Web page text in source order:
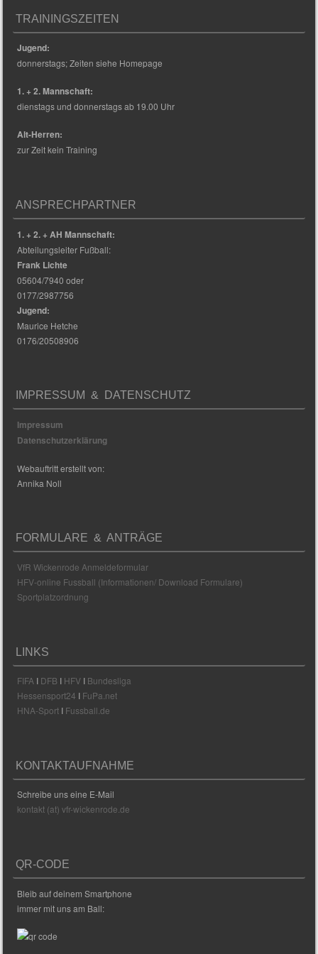
TRAININGSZEITEN
Jugend:
donnerstags; Zeiten siehe Homepage
1. + 2. Mannschaft:
dienstags und donnerstags ab 19.00 Uhr
Alt-Herren:
zur Zeit kein Training
ANSPRECHPARTNER
1. + 2. + AH Mannschaft:
Abteilungsleiter Fußball:
Frank Lichte
05604/7940 oder
0177/2987756
Jugend:
Maurice Hetche
0176/20508906
IMPRESSUM & DATENSCHUTZ
Impressum
Datenschutzerklärung
Webauftritt erstellt von:
Annika Noll
FORMULARE & ANTRÄGE
VfR Wickenrode Anmeldeformular
HFV-online Fussball (Informationen/ Download Formulare)
Sportplatzordnung
LINKS
FIFA I DFB I HFV I Bundesliga
Hessensport24 I FuPa.net
HNA-Sport I Fussball.de
KONTAKTAUFNAHME
Schreibe uns eine E-Mail
kontakt (at) vfr-wickenrode.de
QR-CODE
Bleib auf deinem Smartphone
immer mit uns am Ball: